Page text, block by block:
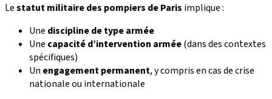
Lestatut militaire des pompiers de Paris implique :
Une discipline de type armée
Une capacité d’intervention armée(dans des contextes
spécifiques)
Un engagement permanent, y compris en cas de crise
nationale ou internationale